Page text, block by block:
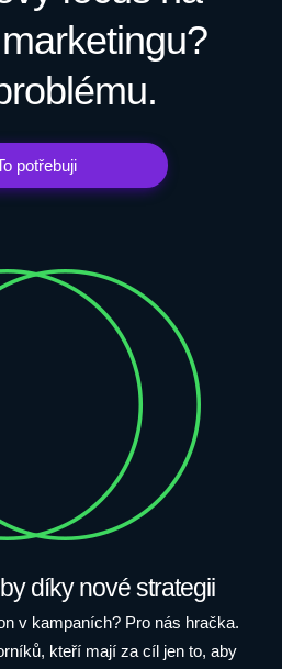
potřebuji
díky nové strategii
v kampaních? Pro nás hračka.
kteří mají za cíl jen to, aby